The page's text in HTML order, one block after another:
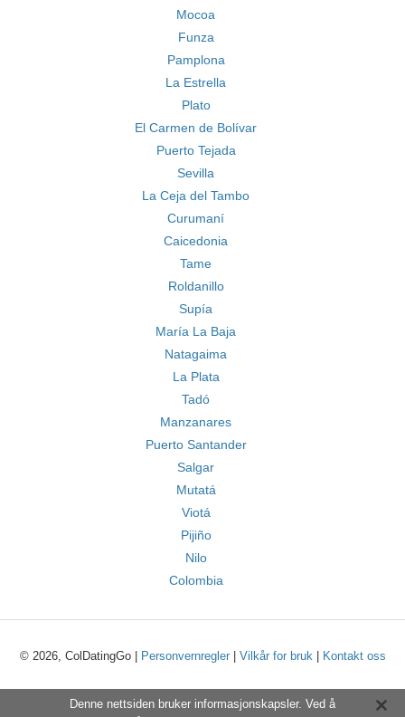
Mocoa
Funza
Pamplona
La Estrella
Plato
El Carmen de Bolívar
Puerto Tejada
Sevilla
La Ceja del Tambo
Curumaní
Caicedonia
Tame
Roldanillo
Supía
María La Baja
Natagaima
La Plata
Tadó
Manzanares
Puerto Santander
Salgar
Mutatá
Viotá
Pijiño
Nilo
Colombia
© 2026, ColDatingGo | Personvernregler| Vilkår for bruk| Kontakt oss
Denne nettsiden bruker informasjonskapsler. Ved å